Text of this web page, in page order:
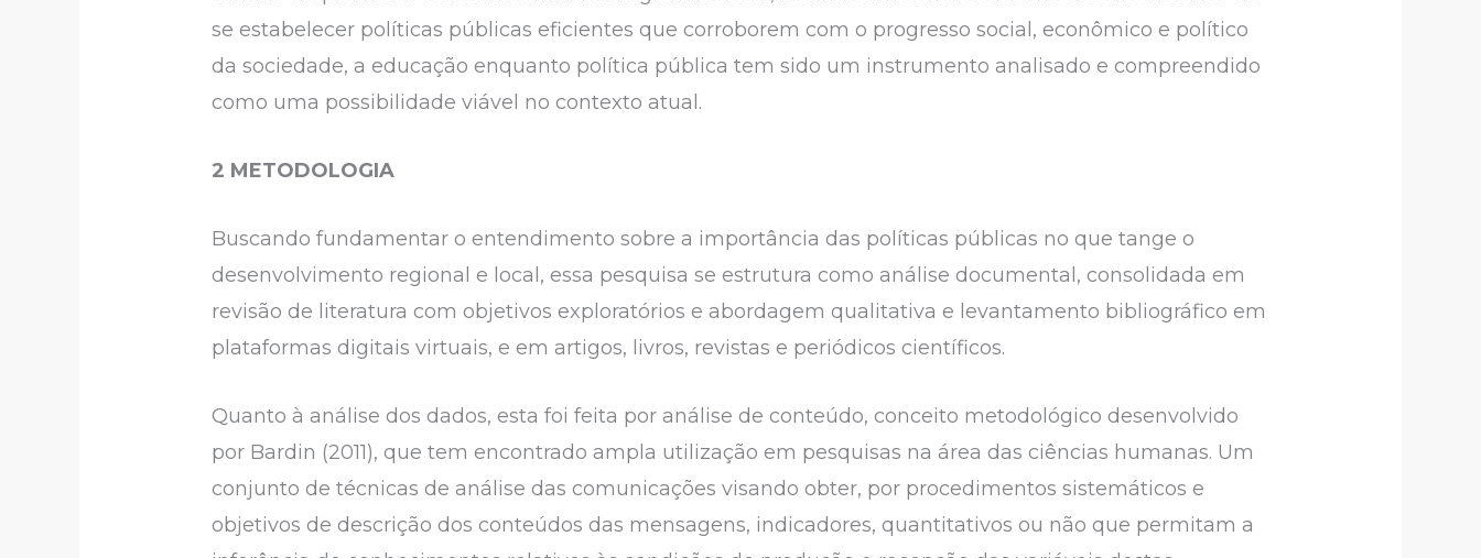
se estabelecer políticas públicas eficientes que corroborem com o progresso social, econômico e político
da sociedade, a educação enquanto política pública tem sido um instrumento analisado e compreendido
como uma possibilidade viável no contexto atual.
2 METODOLOGIA
Buscando fundamentar o entendimento sobre a importância das políticas públicas no que tange o
desenvolvimento regional e local, essa pesquisa se estrutura como análise documental, consolidada em
revisão de literatura com objetivos exploratórios e abordagem qualitativa e levantamento bibliográfico em
plataformas digitais virtuais, e em artigos, livros, revistas e periódicos científicos.
Quanto à análise dos dados, esta foi feita por análise de conteúdo, conceito metodológico desenvolvido
por Bardin (2011), que tem encontrado ampla utilização em pesquisas na área das ciências humanas. Um
conjunto de técnicas de análise das comunicações visando obter, por procedimentos sistemáticos e
objetivos de descrição dos conteúdos das mensagens, indicadores, quantitativos ou não que permitam a